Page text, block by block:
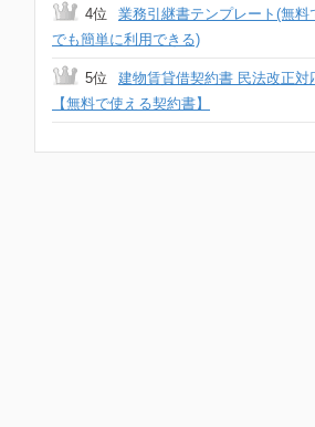
4位
業務引継書テンプレート(無料
でも簡単に利用できる)
5位
建物賃貸借契約書 民法改正対
【無料で使える契約書】